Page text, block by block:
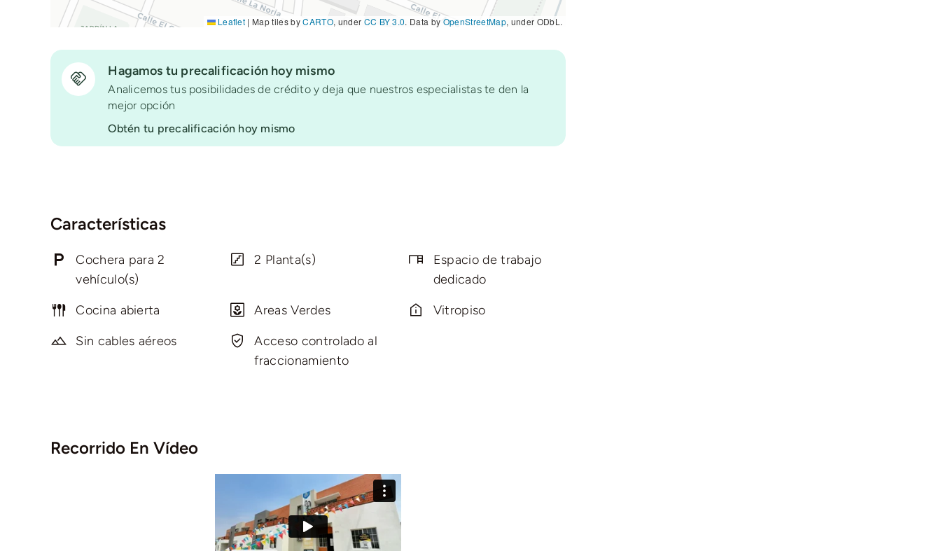
Leaflet | Map tiles byCARTO, under CC BY 3.0. Data by OpenStreetMap, under ODbL.
Hagamos tu precalificación hoy mismo
Analicemos tus posibilidades de crédito y deja que nuestros especialistas te den la
mejor opción
Obtén tu precalificación hoy mismo
Características
Cochera para 2
vehículo(s)
2 Planta(s)
Espacio de trabajo
dedicado
Cocina abierta
Areas Verdes
Vitropiso
Sin cables aéreos
Acceso controlado al
fraccionamiento
Recorrido En Vídeo